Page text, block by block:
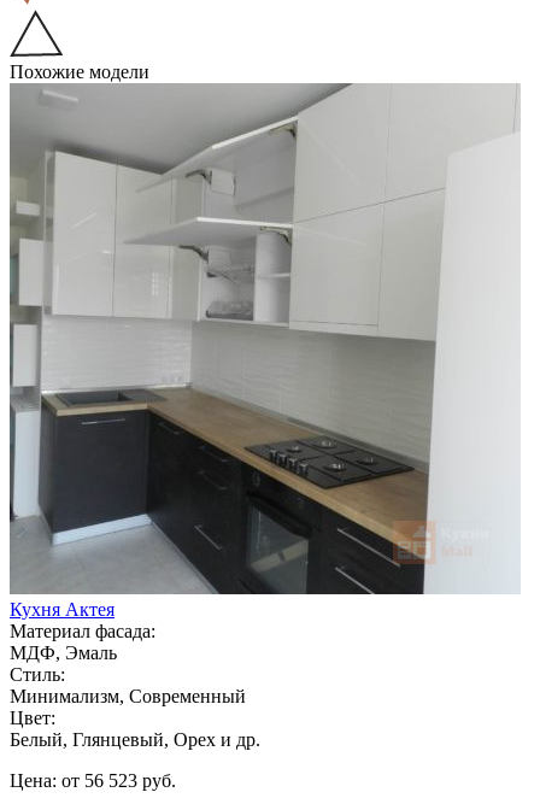
Похожие модели
Кухня Актея
Материал фасада:
МДФ, Эмаль
Стиль:
Минимализм, Современный
Цвет:
Белый, Глянцевый, Орех и др.
Цена: от 56 523 руб.